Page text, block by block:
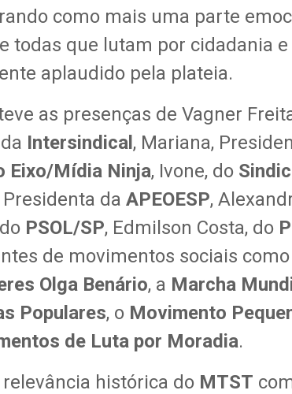
como mais uma parte
todas que lutam por cidadania
aplaudido pela plateia.
as presenças de Vagner
Intersindical , Mariana,
Eixo/Mídia Ninja, Ivone, do
Presidenta da APEOESP,
PSOL/SP, Edmilson Costa, do
de movimentos sociais
Olga Benário, a Marcha
Populares, o Movimento
de Luta por Moradia.
histórica do MTST